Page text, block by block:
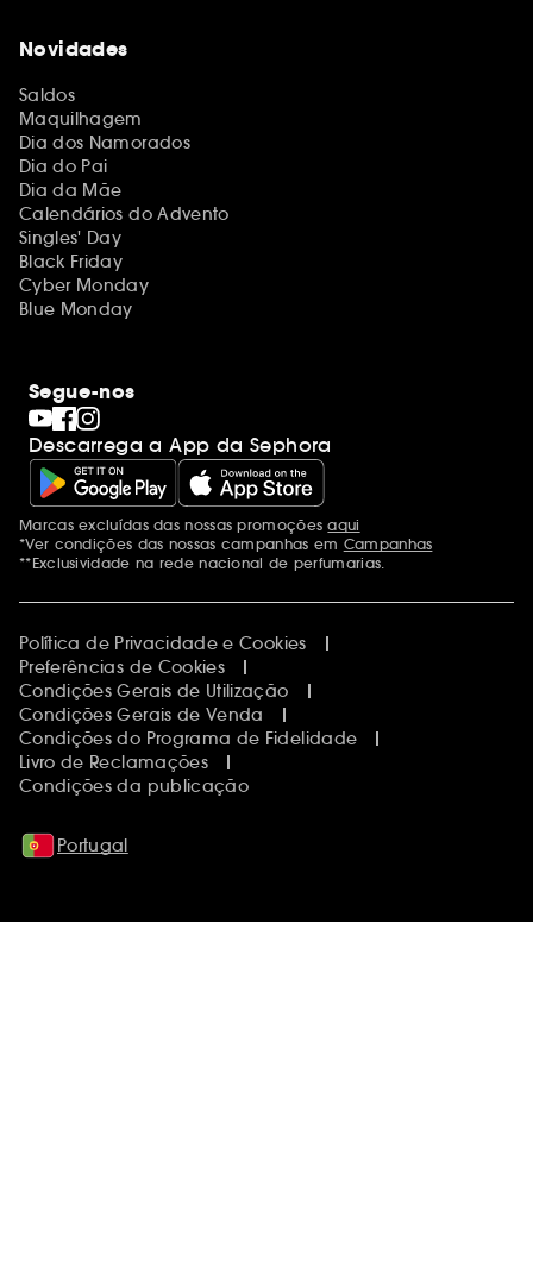
Novidades
Saldos
Maquilhagem
Dia dos Namorados
Dia do Pai
Dia da Mãe
Calendários do Advento
Singles' Day
Black Friday
Cyber Monday
Blue Monday
Segue-nos
Descarrega a App da Sephora
Menções adicionais
Marcas excluídas das nossas promoçõesaqui
*Ver condições das nossas campanhas em Campanhas
**Exclusividade na rede nacional de perfumarias.
Política de Privacidade e Cookies
Preferências de Cookies
Condições Gerais de Utilização
Condições Gerais de Venda
Condições do Programa de Fidelidade
Livro de Reclamações
Condições da publicação
Portugal